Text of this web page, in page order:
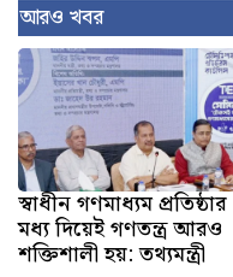
আরও খবর
স্বাধীন গণমাধ্যম প্রতিষ্ঠার
মধ্য দিয়েই গণতন্ত্র আরও
শক্তিশালী হয়: তথ্যমন্ত্রী